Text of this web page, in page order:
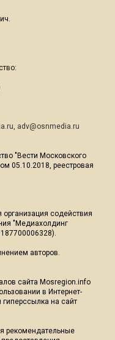
, adv@osnmedia.ru
"Вести Московского
05.10.2018, реестровая
содействия
"Медиахолдинг
авторов.
сайта Mosregion.info
в Интернет-
гиперссылка на сайт
рекомендательные